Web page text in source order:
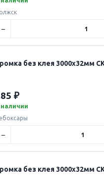
без клея 3000х32мм
₽
наличии
без клея